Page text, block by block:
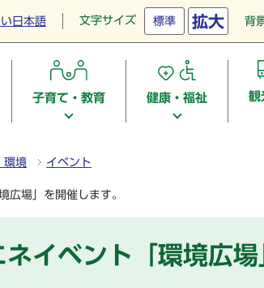
日本語 文字サイズ 標準 拡大 背
子育て・教育 健康・福祉 観
環境 イベント
広場」を開催します。
イベント「環境広場